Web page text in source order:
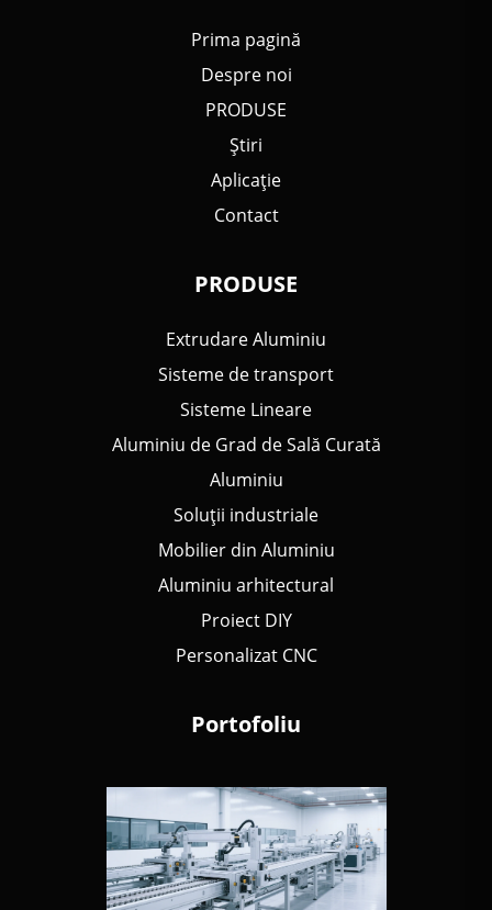
Prima pagină
Despre noi
PRODUSE
Știri
Aplicație
Contact
PRODUSE
Extrudare Aluminiu
Sisteme de transport
Sisteme Lineare
Aluminiu de Grad de Sală Curată
Aluminiu
Soluții industriale
Mobilier din Aluminiu
Aluminiu arhitectural
Proiect DIY
Personalizat CNC
Portofoliu